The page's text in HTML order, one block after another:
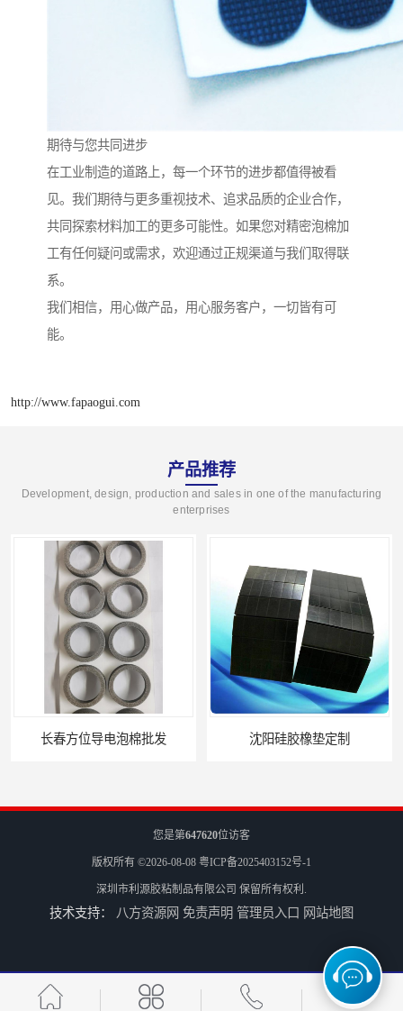
期待与您共同进步
在工业制造的道路上，每一个环节的进步都值得被看
见。我们期待与更多重视技术、追求品质的企业合作，
共同探索材料加工的更多可能性。如果您对精密泡棉加
工有任何疑问或需求，欢迎通过正规渠道与我们取得联
系。
我们相信，用心做产品，用心服务客户，一切皆有可
能。
http://www.fapaogui.com
产品推荐
Development, design, production and sales in one of the manufacturing
enterprises
长春方位导电泡棉批发 沈阳硅胶橡垫定制
贵阳硅胶垫片厂家
您是第647620位访客
版权所有 ©2026-08-08 粤ICP备2025403152号-1
深圳市利源胶粘制品有限公司 保留所有权利.
技术支持： 八方资源网 免责声明 管理员入口 网站地图